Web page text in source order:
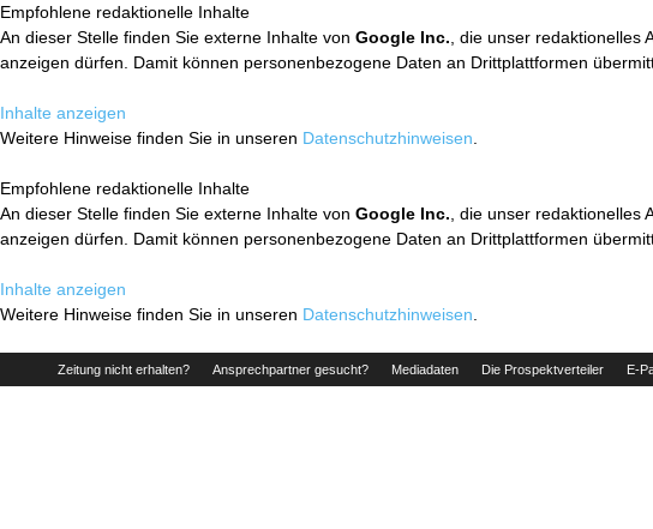
Empfohlene redaktionelle Inhalte
An dieser Stelle finden Sie externe Inhalte von Google Inc. , die unser
anzeigen dürfen. Damit können personenbezogene Daten an Drittplattformen
Inhalte anzeigen
Weitere Hinweise finden Sie in unseren Datenschutzhinweisen
Empfohlene redaktionelle Inhalte
An dieser Stelle finden Sie externe Inhalte von Google Inc. , die unser
anzeigen dürfen. Damit können personenbezogene Daten an Drittplattformen
Inhalte anzeigen
Weitere Hinweise finden Sie in unseren Datenschutzhinweisen
Zeitung nicht erhalten? Ansprechpartner gesucht? Mediadaten Die Prospektverteiler E-